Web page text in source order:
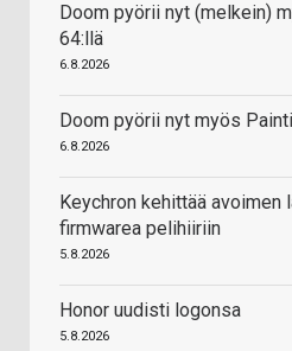
Doom pyörii nyt (melkein)
64:llä
6.8.2026
Doom pyörii nyt myös
6.8.2026
Keychron kehittää avoimen
firmwarea pelihiiriin
5.8.2026
Honor uudisti logonsa
5.8.2026